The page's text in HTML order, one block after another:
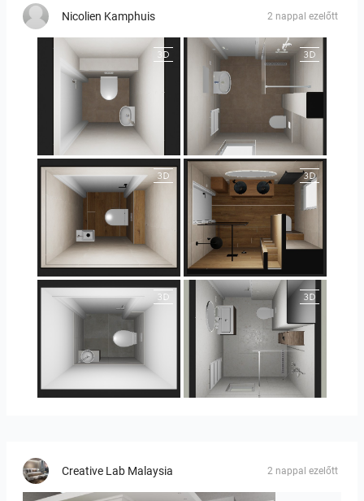
Nicolien Kamphuis 2 nappal ezelőtt
25-5004 bnr. 44 25-5004 bnr. 44
25-5018 bnr. 100 25-5018 bnr. 100
23-030409 bnr. 10
Creative Lab Malaysia 2 nappal ezelőtt